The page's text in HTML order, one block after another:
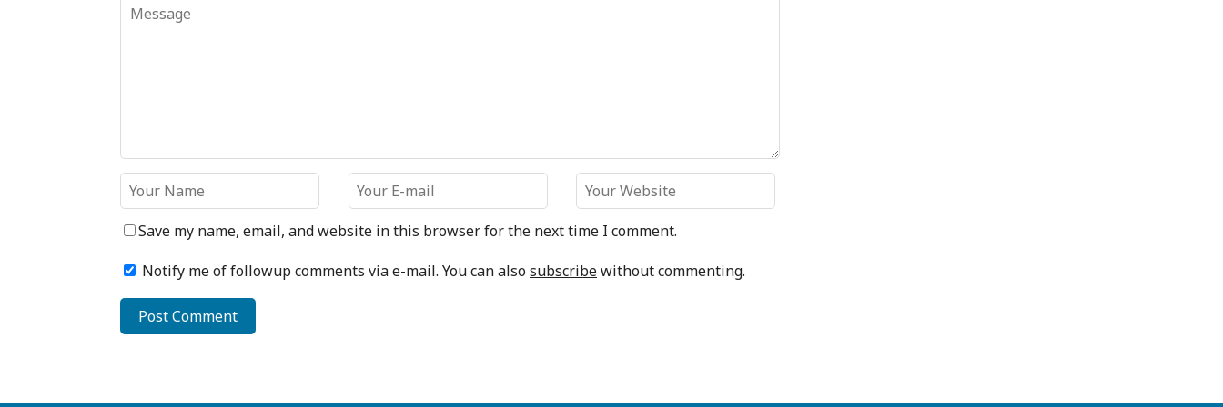
Save my name, email, and website in this browser for the next time I comment.
Notify me of followup comments via e-mail. You can alsosubscribewithout commenting.